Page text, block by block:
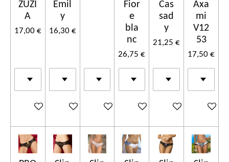
ZUZI
A
17,00 €
Ajouter au panier
Emil
y
16,30 €
Ajouter au panierAjouter au panier
Fior
e
bla
nc
26,75 €
Ajouter au panier
Cas
sad
y
21,25 €
Ajouter au panier
Axa
mi
V12
53
17,50 €
Ajouter